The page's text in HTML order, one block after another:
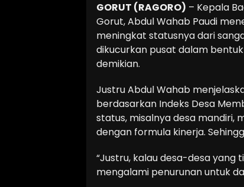
GORUT (RAGORO) – Kepala
Gorut, Abdul Wahab Paudi
meningkat statusnya dari
dikucurkan pusat dalam
demikian.
Justru Abdul Wahab
berdasarkan Indeks Desa
status, misalnya desa mandiri,
dengan formula kinerja.
“Justru, kalau desa-desa yang
mengalami penurunan untuk